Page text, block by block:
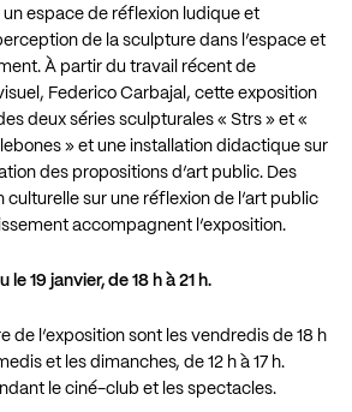
espace de réflexion ludique et
de la sculpture dans l’espace et
À partir du travail récent de
Federico Carbajal, cette exposition
deux séries sculpturales « Strs » et «
» et une installation didactique sur
des propositions d’art public. Des
sur une réflexion de l’art public
accompagnent l’exposition.
le 19 janvier, de 18 h à 21 h.
de l’exposition sont les vendredis de 18 h
et les dimanches, de 12 h à 17 h.
le ciné-club et les spectacles.